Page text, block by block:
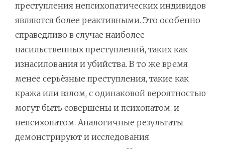
преступления непсихопатических индивидов
являются более реактивными. Это особенно
справедливо в случае наиболее
насильственных преступлений, таких как
изнасилования и убийства. В то же время
менее серьёзные преступления, такие как
кража или взлом, с одинаковой вероятностью
могут быть совершены и психопатом, и
непсихопатом. Аналогичные результаты
демонстрируют и исследования